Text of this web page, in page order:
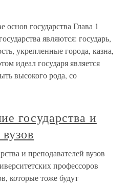
основ государства Глава 1
являются: государь,
укрепленные города, казна,
идеал государя является
высокого рода, со
государства и
и преподавателей вузов
профессоров
которые тоже будут